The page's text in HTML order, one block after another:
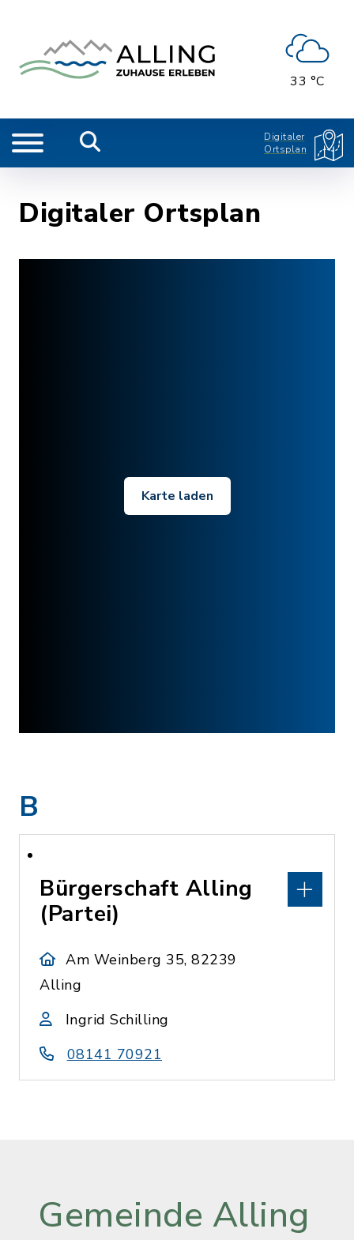
33 °C
Digitaler
Ortsplan
Digitaler Ortsplan
Karte laden
B
Bürgerschaft Alling
(Partei)
Am Weinberg 35, 82239
Alling
Ingrid Schilling
08141 70921
Gemeinde Alling